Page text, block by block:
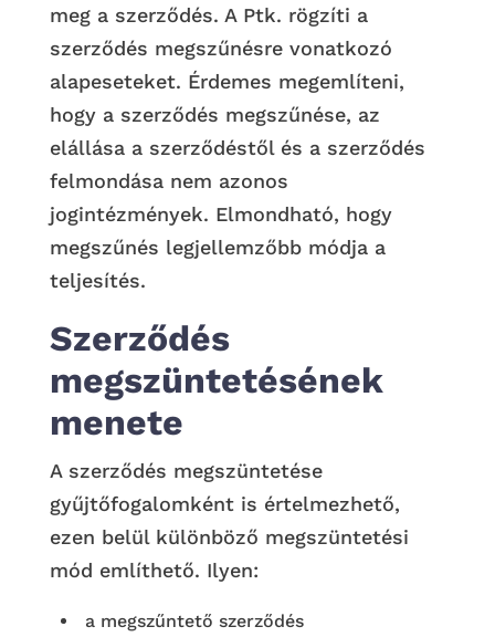
meg a szerződés. A Ptk. rögzíti a
szerződés megszűnésre vonatkozó
alapeseteket. Érdemes megemlíteni,
hogy a szerződés megszűnése, az
elállása a szerződéstől és a szerződés
felmondása nem azonos
jogintézmények. Elmondható, hogy
megszűnés legjellemzőbb módja a
teljesítés.
Szerződés
megszüntetésének
menete
A szerződés megszüntetése
gyűjtőfogalomként is értelmezhető,
ezen belül különböző megszüntetési
mód említhető. Ilyen:
a megszűntető szerződés